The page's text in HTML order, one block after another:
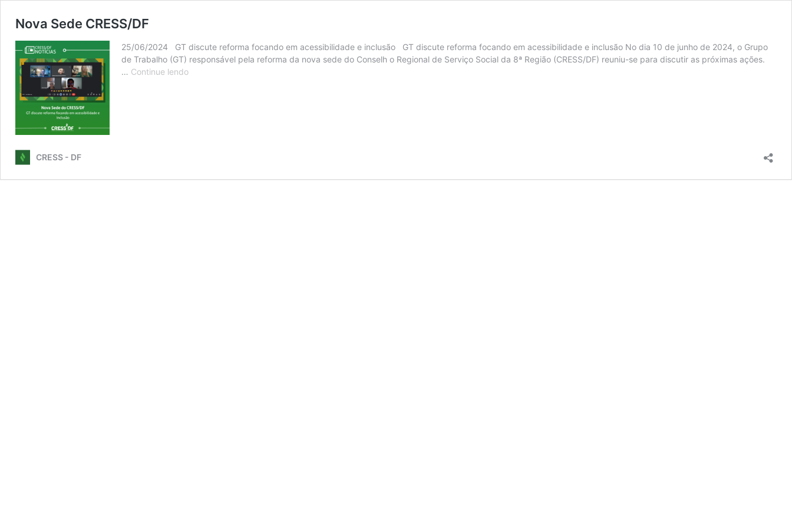
Nova Sede CRESS/DF
25/06/2024 GT discute reforma focando em acessibilidade e inclusão GT discute reforma focando em acessibilidade e inclusão No dia 10 de junho de 2024, o Grupo
de Trabalho (GT) responsável pela reforma da nova sede do Conselh o Regional de Serviço Social da 8ª Região (CRESS/DF) reuniu-se para discutir as próximas ações.
… Continue lendoNova
CRESS - DF